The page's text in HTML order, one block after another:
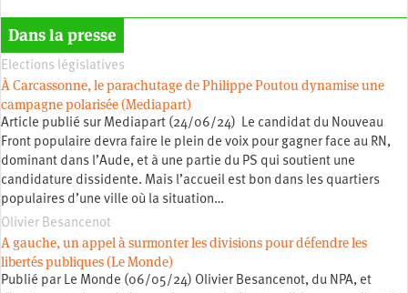
Dans la presse
Elections législatives
À Carcassonne, le parachutage de Philippe Poutou dynamise une
campagne polarisée (Mediapart)
Article publié sur Mediapart (24/06/24) Le candidat du Nouveau
Front populaire devra faire le plein de voix pour gagner face au RN,
dominant dans l’Aude, et à une partie du PS qui soutient une
candidature dissidente. Mais l’accueil est bon dans les quartiers
populaires d’une ville où la situation…
Olivier Besancenot
A gauche, un appel à surmonter les divisions pour défendre les
libertés publiques (Le Monde)
Publié par Le Monde (06/05/24) Olivier Besancenot, du NPA, et